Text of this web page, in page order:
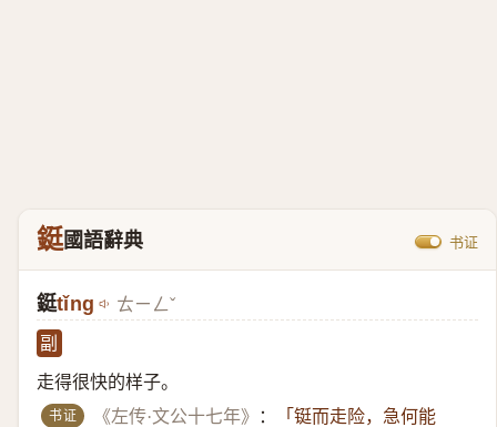
鋌國語辭典 书证
鋌tǐng ㄊㄧㄥˇ
副
走得很快的样子。
书证 《左传·文公十七年》 ：
「铤而走险，急何能